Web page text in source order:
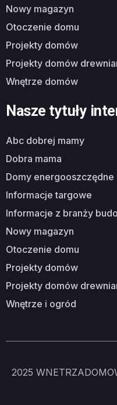
nowy magazyn
otoczenie domu
projekty domów
projekty domów
wnętrze domów
Nasze tytuły
abc dobrej mamy
dobra mama
domy energooszczędne
informacje targowe
informacje z branży
nowy magazyn
otoczenie domu
projekty domów
projekty domów
wnętrze i ogród
2025